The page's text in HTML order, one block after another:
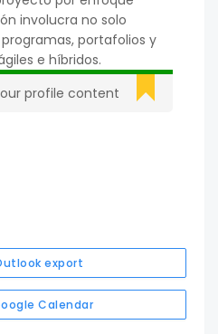
involucra no solo
portafolios y
e híbridos.
profile content
Calendar
export